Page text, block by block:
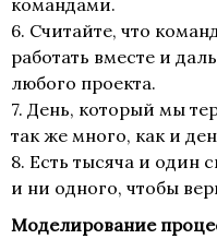
командами.
6. Считайте, что
работать вместе и
любого проекта.
7. День, который мы
так же много, как и
8. Есть тысяча и один
и ни одного, чтобы
Моделирование